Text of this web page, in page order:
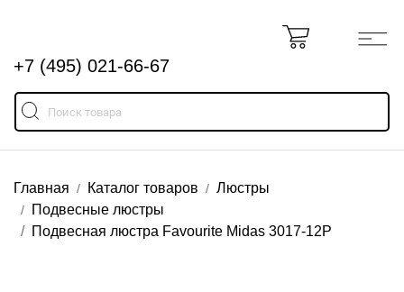
+7 (495) 021-66-67
Главная Каталог товаров
Люстры
Подвесные люстры
Подвесная люстра Favourite Midas 3017-12P